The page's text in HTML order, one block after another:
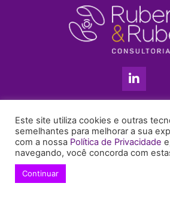
L
i
n
e
d
i
n
+55 11 99655-
Este site utiliza cookies e outras
semelhantes para melhorar a sua
com a nossa Política de Privacidade
navegando, você concorda com
Continuar